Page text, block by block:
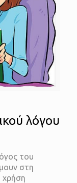
λόγου
του
στη
χρήση